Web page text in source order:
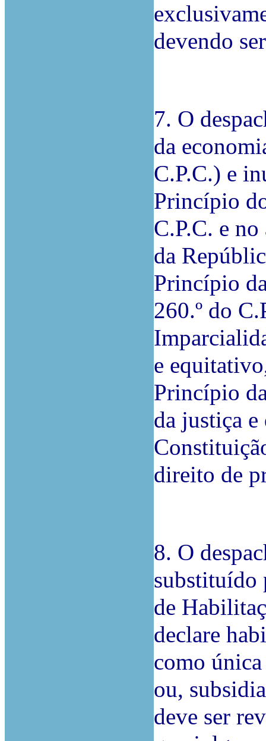
devendo
7. O
da
C.P.C.) e
Princípio
C.P.C. e
da
Princípio
260.º do
e
Princípio
da justiça
direito de
8. O
substituído
de
declare
como única
ou,
deve ser